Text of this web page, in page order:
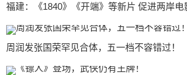
福建：《1840》《开端》等新片 促进两岸电
周润发张国荣罕见合体，五一档不容错过！